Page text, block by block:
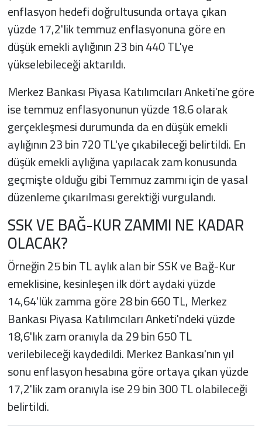
enflasyon hedefi doğrultusunda ortaya çıkan
yüzde 17,2'lik temmuz enflasyonuna göre en
düşük emekli aylığının 23 bin 440 TL'ye
yükselebileceği aktarıldı.
Merkez Bankası Piyasa Katılımcıları Anketi'ne göre
ise temmuz enflasyonunun yüzde 18.6 olarak
gerçekleşmesi durumunda da en düşük emekli
aylığının 23 bin 720 TL'ye çıkabileceği belirtildi. En
düşük emekli aylığına yapılacak zam konusunda
geçmişte olduğu gibi Temmuz zammı için de yasal
düzenleme çıkarılması gerektiği vurgulandı.
SSK VE BAĞ-KUR ZAMMI NE KADAR
OLACAK?
Örneğin 25 bin TL aylık alan bir SSK ve Bağ-Kur
emeklisine, kesinleşen ilk dört aydaki yüzde
14,64'lük zamma göre 28 bin 660 TL, Merkez
Bankası Piyasa Katılımcıları Anketi'ndeki yüzde
18,6'lık zam oranıyla da 29 bin 650 TL
verilebileceği kaydedildi. Merkez Bankası'nın yıl
sonu enflasyon hesabına göre ortaya çıkan yüzde
17,2'lik zam oranıyla ise 29 bin 300 TL olabileceği
belirtildi.